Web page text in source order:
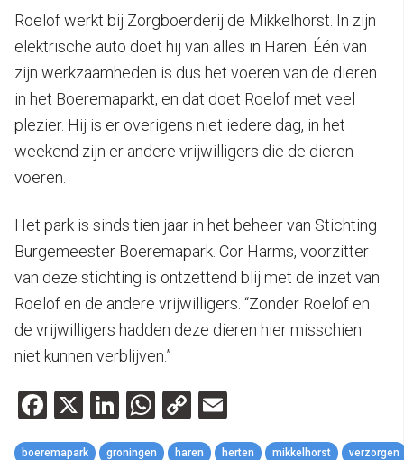
Roelof werkt bij Zorgboerderij de Mikkelhorst. In zijn
elektrische auto doet hij van alles in Haren. Één van
zijn werkzaamheden is dus het voeren van de dieren
in het Boeremaparkt, en dat doet Roelof met veel
plezier. Hij is er overigens niet iedere dag, in het
weekend zijn er andere vrijwilligers die de dieren
voeren.
Het park is sinds tien jaar in het beheer van Stichting
Burgemeester Boeremapark. Cor Harms, voorzitter
van deze stichting is ontzettend blij met de inzet van
Roelof en de andere vrijwilligers. “Zonder Roelof en
de vrijwilligers hadden deze dieren hier misschien
niet kunnen verblijven.”
Facebook
X LinkedIn
WhatsApp
Copy
Link
boeremapark groningen haren herten mikkelhorst verzorgen